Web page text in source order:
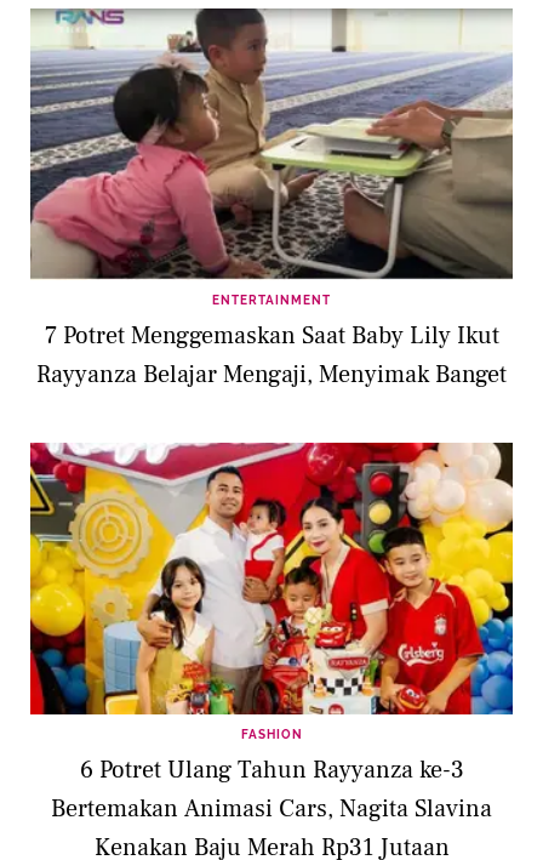
ENTERTAINMENT
7 Potret Menggemaskan Saat Baby Lily Ikut
Rayyanza Belajar Mengaji, Menyimak Banget
FASHION
6 Potret Ulang Tahun Rayyanza ke-3
Bertemakan Animasi Cars, Nagita Slavina
Kenakan Baju Merah Rp31 Jutaan